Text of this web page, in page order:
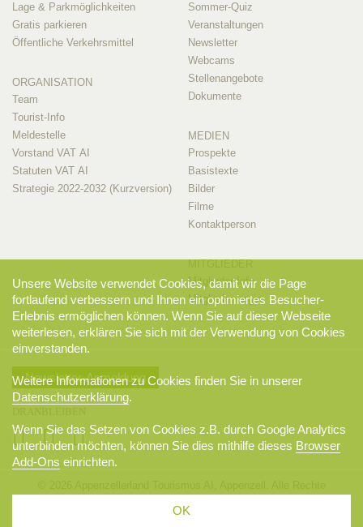
Lage & Parkmöglichkeiten
Gratis parkieren
Öffentliche Verkehrsmittel
ORGANISATION
Team
Tourist-Info
Meldestelle
Vorstand VAT AI
Statuten VAT AI
Strategie 2022-2032 (Kurzversion)
Sommer-Quiz
Veranstaltungen
Newsletter
Webcams
Stellenangebote
Dokumente
MEDIEN
Prospekte
Basistexte
Bilder
Filme
Kontaktperson
Mitglieder-Info
Mitglieder-Login
Newsletter-Anmeldung
Datenschutzerklärung
Unsere Website verwendet Cookies, damit wir die Page
fortlaufend verbessern und Ihnen ein optimiertes Besucher-
Erlebnis ermöglichen können. Wenn Sie auf dieser Webseite
weiterlesen, erklären Sie sich mit der Verwendung von Cookies
einverstanden.
Weitere Informationen zu Cookies finden Sie in unserer
Datenschutzerklärung.
Wenn Sie das Setzen von Cookies z.B. durch Google Analytics
unterbinden möchten, können Sie dies mithilfe dieses Browser
Add-Ons einrichten.
OK